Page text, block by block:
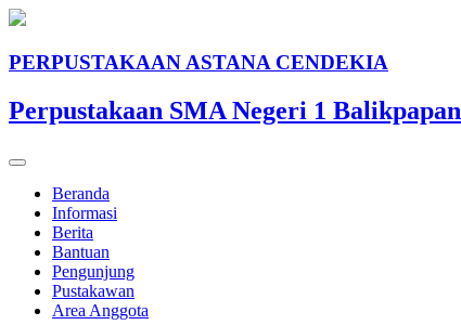
PERPUSTAKAAN ASTANA CENDEKIA
Perpustakaan SMA Negeri 1 Balikpapan
Beranda
Informasi
Berita
Bantuan
Pengunjung
Pustakawan
Area Anggota